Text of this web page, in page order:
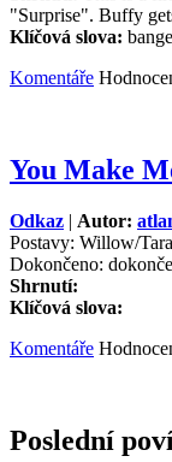
"Surprise". Buffy
Klíčová slova:
Komentáře
You Make
Odkaz | Autor:
Postavy: Willow/
Dokončeno:
Shrnutí:
Klíčová slova:
Komentáře
Poslední